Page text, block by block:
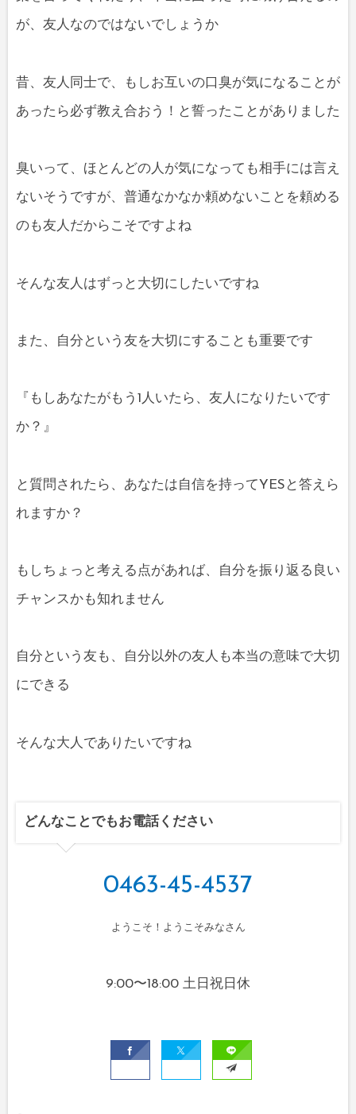
が、友人なのではないでしょうか
昔、友人同士で、もしお互いの口臭が気になることが
あったら必ず教え合おう！と誓ったことがありました
臭いって、ほとんどの人が気になっても相手には言え
ないそうですが、普通なかなか頼めないことを頼める
のも友人だからこそですよね
そんな友人はずっと大切にしたいですね
また、自分という友を大切にすることも重要です
『もしあなたがもう1人いたら、友人になりたいです
か？』
と質問されたら、あなたは自信を持ってYESと答えら
れますか？
もしちょっと考える点があれば、自分を振り返る良い
チャンスかも知れません
自分という友も、自分以外の友人も本当の意味で大切
にできる
そんな大人でありたいですね
どんなことでもお電話ください
0463-45-4537
ようこそ！ようこそみなさん
9:00〜18:00 土日祝日休